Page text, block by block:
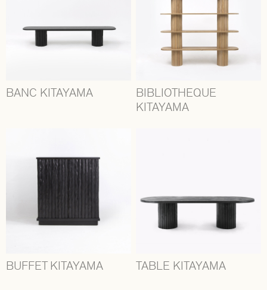
BANC KITAYAMA
BIBLIOTHEQUE
KITAYAMA
BUFFET KITAYAMA TABLE KITAYAMA